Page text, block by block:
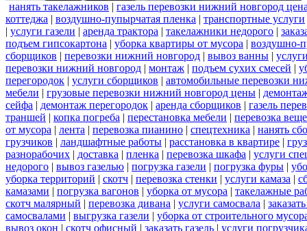
нанять такелажников | газель перевозки нижний новгород
коттеджа | воздушно-пупырчатая пленка | транспортные услуги
| услуги газели | аренда трактора | такелажники недорого |
подъем гипсокартона | уборка квартиры от мусора | воздушно-
сборщиков | перевозки нижний новгород | вывоз ванны |
перевозки нижний новгород | монтаж | подъем сухих смесей |
перегородок | услуги сборщиков | автомобильные перевозки
мебели | грузовые перевозки нижний новгород цены |
сейфа | демонтаж перегородок | аренда сборщиков | газель
траншей | копка погреба | перестановка мебели | перевозка
от мусора | лента | перевозка пианино | спецтехника | нанять
грузчиков | ландшафтные работы | расстановка в квартире |
разнорабочих | доставка | пленка | перевозка шкафа | услуги
недорого | вывоз газелью | погрузка газели | погрузка фуры |
уборка территорий | скотч | перевозка стенки | услуги камаза |
камазами | погрузка вагонов | уборка от мусора | такелажные
скотч малярный | перевозка дивана | услуги самосвала |
самосвалами | выгрузка газели | уборка от строительного
вывоз окон | скотч офисный | заказать газель | услуги